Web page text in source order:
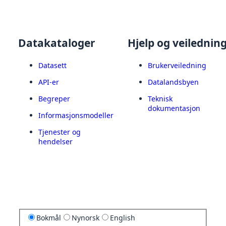
Datakataloger
Datasett
API-er
Begreper
Informasjonsmodeller
Tjenester og
hendelser
Hjelp og
Brukerveiledning
Datalandsbyen
Teknisk
dokumentasjon
Bokmål Nynorsk English